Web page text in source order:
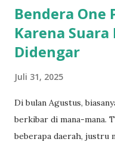
Bendera One
Karena
Didengar
Juli 31, 2025
Di bulan Agustus,
berkibar di mana-mana.
beberapa daerah, justru